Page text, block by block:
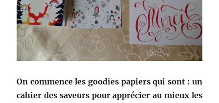
On commence les goodies papiers qui sont : un
cahier des saveurs pour apprécier au mieux les